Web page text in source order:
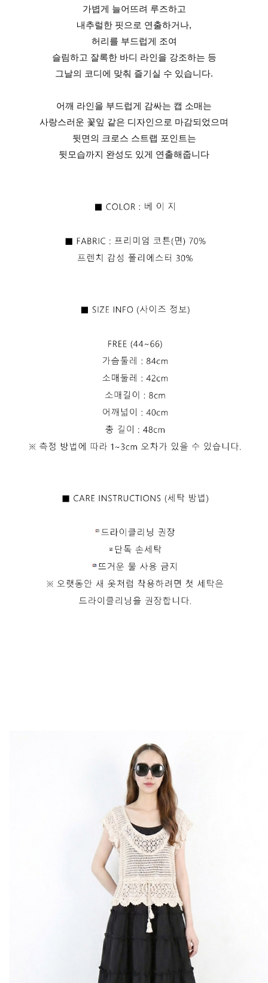
가볍게 늘어뜨려 루즈하고
내추럴한 핏으로 연출하거나,
허리를 부드럽게 조여
슬림하고 잘록한 바디 라인을 강조하는 등
그날의 코디에 맞춰 즐기실 수 있습니다.
어깨 라인을 부드럽게 감싸는 캡 소매는
사랑스러운 꽃잎 같은 디자인으로 마감되었으며
뒷면의 크로스 스트랩 포인트는